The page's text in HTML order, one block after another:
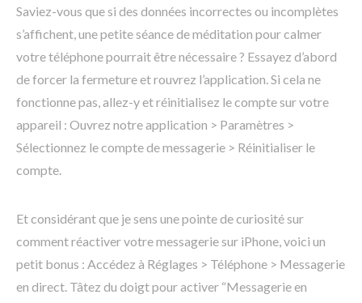
Saviez-vous que si des données incorrectes ou incomplètes
s’affichent, une petite séance de méditation pour calmer
votre téléphone pourrait être nécessaire ? Essayez d’abord
de forcer la fermeture et rouvrez l’application. Si cela ne
fonctionne pas, allez-y et réinitialisez le compte sur votre
appareil : Ouvrez notre application > Paramètres >
Sélectionnez le compte de messagerie > Réinitialiser le
compte.
Et considérant que je sens une pointe de curiosité sur
comment réactiver votre messagerie sur iPhone, voici un
petit bonus : Accédez à Réglages > Téléphone > Messagerie
en direct. Tâtez du doigt pour activer “Messagerie en